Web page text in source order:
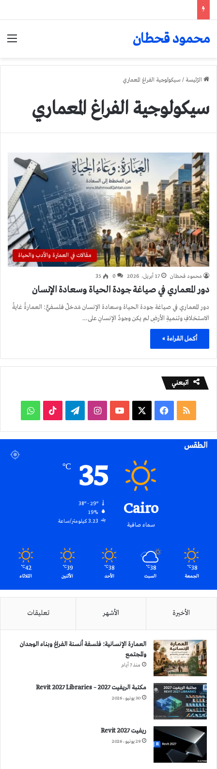
محمود قحطان
الرّئيسة / سيكولوجية الفراغ المعماري
سيكولوجية الفراغ المعماري
مقالات في العمارة والأدب والحياة
محمود قحطان 17 أبريل، 2026 0
35
دور المعماري في صياغة جودة الحياة وسعادة الإنسان
دور المعماري في صياغة جودة الحياة وسعادة الإنسان مَدخلٌ فلسفيٌّ: العمارةُ غايةُ
الاستخلافِ وتنميةِ الأرضِ لم يكن وجودُ الإنسانِ على…
أكمل القراءة »
اتبعني
ملخص
الموقع
فيسبوك ‫YouTubeانستقرامتيلقرام ‫TikTokواتساب
الطقس
Cairo
سماء صافية
35
℃
19%
3.23 كيلومتر/ساعة
38
℃
الجمعة
38
℃
السبت
38
℃
الأحد
39
℃
الأثنين
42
℃
الثلاثاء
الأخيرة الأشهر تعليقات
العمارة الإنسانية: فلسفة أنسنة الفراغ وبناء الوجدان
والمجتمع
منذ 7 أيام
مكتبة الريفيت 2027 – Revit 2027 Libraries
30 يونيو، 2026
ريفيت 2027 Revit
29 يونيو، 2026